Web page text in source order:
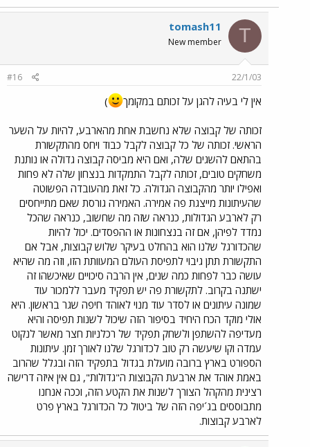
T
tomash11
New member
22/1/03
#16
אין לי בעיה להגן על זכותם במקומך )
זכותה של קבוצה שלא נחשבת אחת מהארבע, להיות על השער
הראשי. זכותה של כל קבוצה לקבל כבוד ויחס מהתקשורת
בהתאם להשגים שלה, ואם היא מביסה קבוצה גדולה או נותנת
משחקים טובים, זכותה לקבל התמקדות בנצחון שלה לא פחות
ואפילו יותר מהקבוצה הגדולה. כל זאת מהעובדה הפשוטה
שהעיתונות מייצגת פה אמירה. האמירה גורסת שאם מתייחסים
רק לארבע הגדולות, כנראה שזה מה שחשוב, כנראה שהכל
נמדד לפיהן, אם זה בנצחונות או ההפסדים. יכול להיות
שהכדורגל שלנו הוא בהחלט בעיקר שלוש קבוצות, אבל אם
התקשורת תתן גיבוי לתפיסת העולם המעוותת הזו, וזה מה שהיא
עושה כבר לפחות כמה שנים, אין הרבה סיכויים שאיכשהו זה
ישתנה בקרוב. לתקשורת פה יש תפקיד מעבר ללמכור עוד
שמונה עיתונים או לסדר עוד מנוי לאוהד חיפה שגר בראשון. היא
אולי מוקד הכח היחיד בסיפור הזה שיכול לשנות תפיסה והיא
מעדיפה להשתפן ולשחק תפקיד של רכלניות חצר מאשר לנקוט
עמדה וקו שיעשה רק טוב לכדורגל שלנו לאורך זמן. עיתונות
הספורט בארץ ברובה מועלת בגדול בתפקיד הזה ובגלל שהרוב
באמת אוהד את ארבעת הקבוצות ה"גדולות", גם אין איזה דרישה
רצינית מהקהל הצורך לשנות את הקטע הזה, וככה אנחנו
מתבוססים בג´יפה הזה של ביטול כל הכדורגל בארץ פרט
לארבע קבוצות.